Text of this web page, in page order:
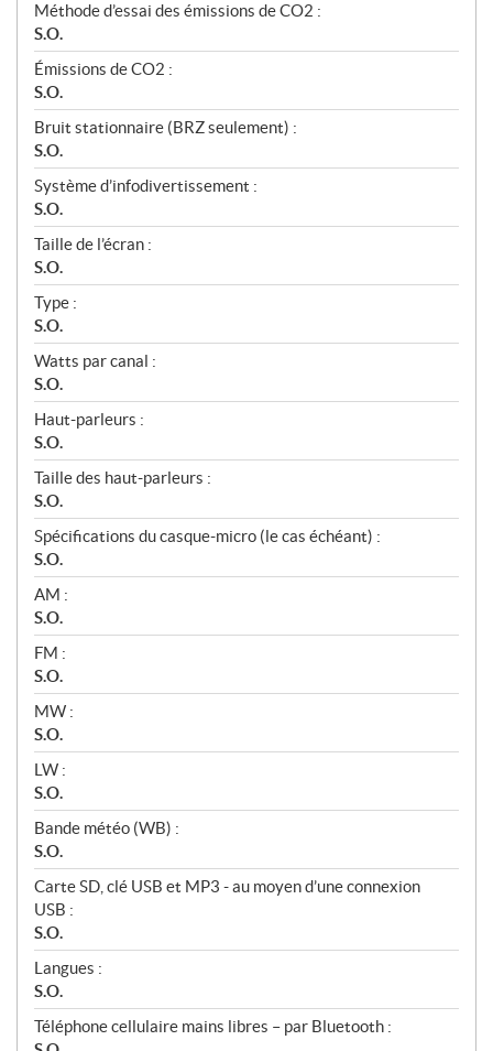
Méthode d’essai des émissions de CO2 :
S.O.
Émissions de CO2 :
S.O.
Bruit stationnaire (BRZ seulement) :
S.O.
Système d’infodivertissement :
S.O.
Taille de l’écran :
S.O.
Type :
S.O.
Watts par canal :
S.O.
Haut-parleurs :
S.O.
Taille des haut-parleurs :
S.O.
Spécifications du casque-micro (le cas échéant) :
S.O.
AM :
S.O.
FM :
S.O.
MW :
S.O.
LW :
S.O.
Bande météo (WB) :
S.O.
Carte SD, clé USB et MP3 - au moyen d’une connexion
USB :
S.O.
Langues :
S.O.
Téléphone cellulaire mains libres – par Bluetooth :